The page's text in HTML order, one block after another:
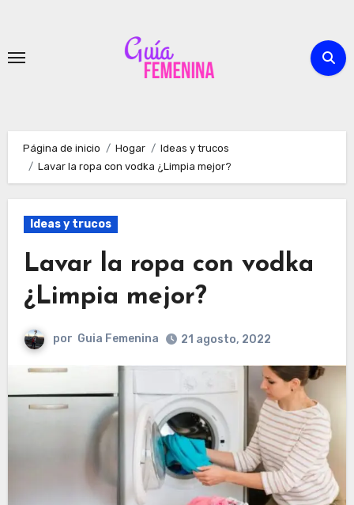
contenido
Página de inicio Hogar
Ideas y trucos
Lavar la ropa con vodka ¿Limpia mejor?
Ideas y trucos
Lavar la ropa con vodka
¿Limpia mejor?
por Guia Femenina 21 agosto, 2022